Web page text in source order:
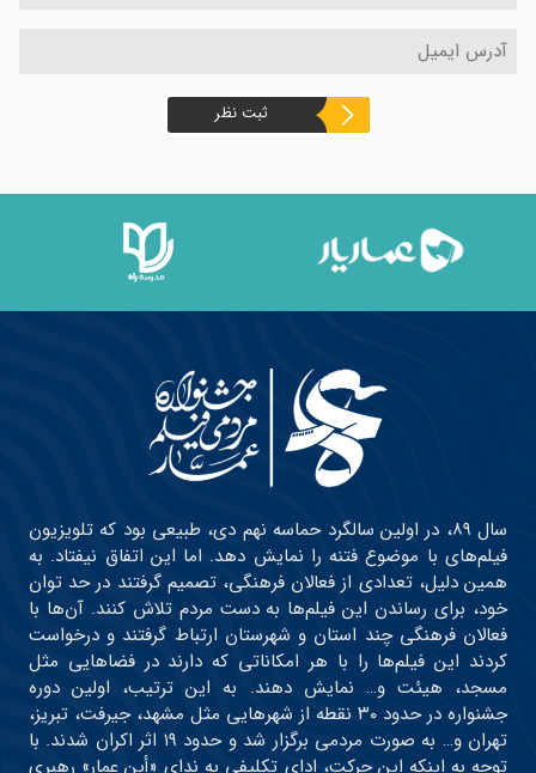
ثبت نظر
سال ۸۹، در اولین سالگرد حماسه نهم دی، طبیعی بود که تلویزیون
فیلم‌های با موضوع فتنه را نمایش دهد. اما این اتفاق نیفتاد. به
همین دلیل، تعدادی از فعالان فرهنگی، تصمیم گرفتند در حد توان
خود، برای رساندن این فیلم‌ها به دست مردم تلاش کنند. آن‌ها با
فعالان فرهنگی چند استان و شهرستان ارتباط گرفتند و درخواست
کردند این فیلم‌ها را با هر امکاناتی که دارند در فضاهایی مثل
مسجد، هیئت و… نمایش دهند. به این ترتیب، اولین دوره
جشنواره در حدود ۳۰ نقطه از شهرهایی مثل مشهد، جیرفت، تبریز،
تهران و… به صورت مردمی برگزار شد و حدود ۱۹ اثر اکران شدند. با